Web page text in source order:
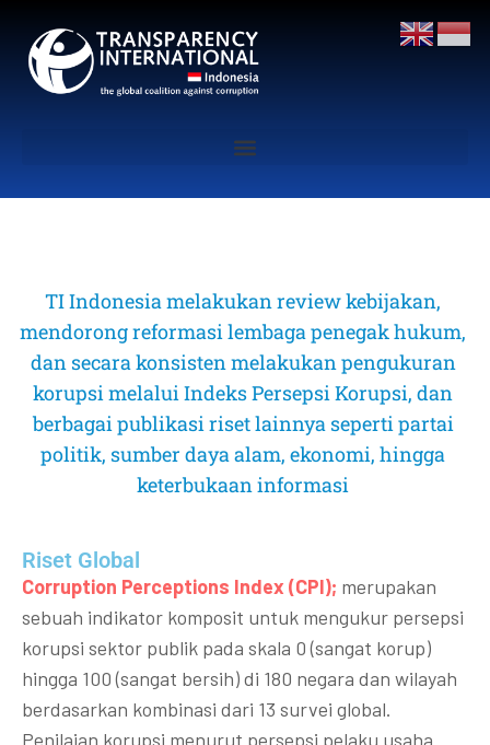
TI Indonesia melakukan review kebijakan,
mendorong reformasi lembaga penegak hukum,
dan secara konsisten melakukan pengukuran
korupsi melalui Indeks Persepsi Korupsi, dan
berbagai publikasi riset lainnya seperti partai
politik, sumber daya alam, ekonomi, hingga
keterbukaan informasi
Riset Global​
Corruption Perceptions Index (CPI); merupakan
sebuah indikator komposit untuk mengukur persepsi
korupsi sektor publik pada skala 0 (sangat korup)
hingga 100 (sangat bersih) di 180 negara dan wilayah
berdasarkan kombinasi dari 13 survei global.
Penilaian korupsi menurut persepsi pelaku usaha